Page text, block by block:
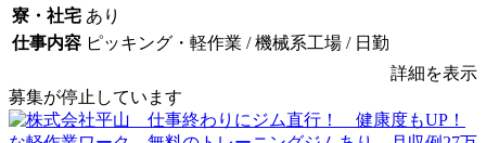
寮・社宅 あり
仕事内容 ピッキング・軽作業 / 機械系工場 / 日勤
詳細を表示
募集が停止しています